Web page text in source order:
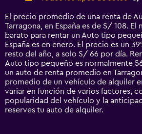
Range:
14
categories.
The
chart
has
1
Y
axis
displaying
values.
Range:
0
El precio promedio de una renta de
Tarragona, en España es de S/ 108. El
barato para rentar un Auto tipo
España es en enero. El precio es un
resto del año, a solo S/ 66 por día.
Auto tipo pequeño es normalmente
un auto de renta promedio en
promedio de un vehículo de alquiler
variar en función de varios factores,
popularidad del vehículo y la
reserves tu auto de alquiler.